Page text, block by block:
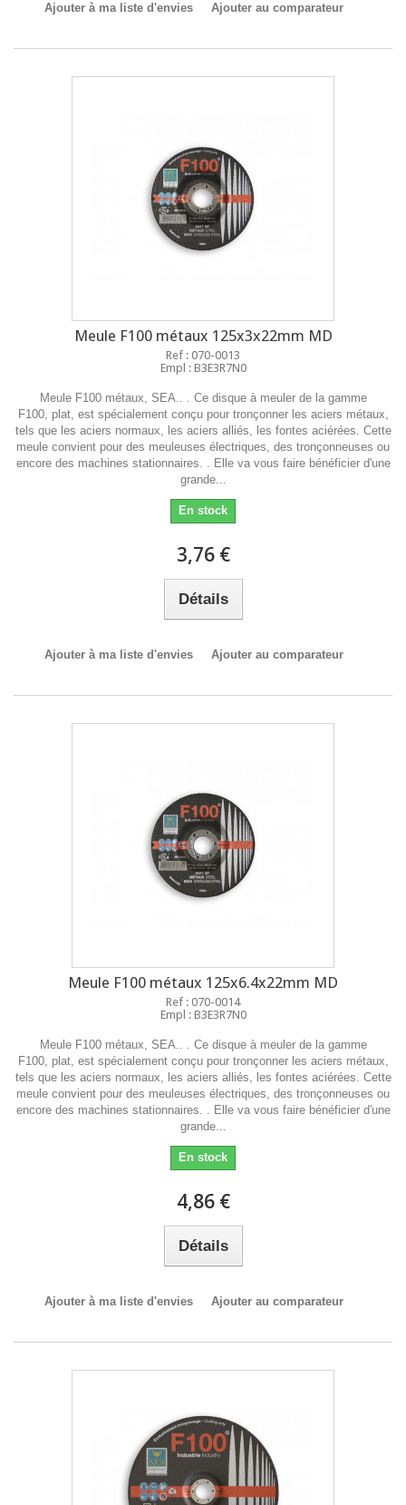
Ajouter à ma liste d'envies Ajouter au comparateur
Meule F100 métaux 125x3x22mm MD
Ref : 070-0013
Empl : B3E3R7N0
Meule F100 métaux, SEA.. . Ce disque à meuler de la gamme
F100, plat, est spécialement conçu pour tronçonner les aciers métaux,
tels que les aciers normaux, les aciers alliés, les fontes aciérées. Cette
meule convient pour des meuleuses électriques, des tronçonneuses ou
encore des machines stationnaires. . Elle va vous faire bénéficier d'une
grande...
En stock
3,76 €
Détails
Ajouter à ma liste d'envies Ajouter au comparateur
Meule F100 métaux 125x6.4x22mm MD
Ref : 070-0014
Empl : B3E3R7N0
Meule F100 métaux, SEA.. . Ce disque à meuler de la gamme
F100, plat, est spécialement conçu pour tronçonner les aciers métaux,
tels que les aciers normaux, les aciers alliés, les fontes aciérées. Cette
meule convient pour des meuleuses électriques, des tronçonneuses ou
encore des machines stationnaires. . Elle va vous faire bénéficier d'une
grande...
En stock
4,86 €
Détails
Ajouter à ma liste d'envies Ajouter au comparateur